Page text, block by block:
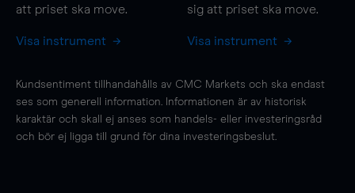
att priset ska move.
Visa instrument
sig att priset ska move.
Visa instrument
Kundsentiment tillhandahålls av CMC Markets och ska endast
ses som generell information. Informationen är av historisk
karaktär och skall ej anses som handels- eller investeringsråd
och bör ej ligga till grund för dina investeringsbeslut.